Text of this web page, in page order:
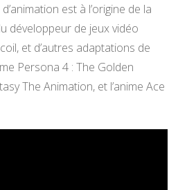
est à l’origine de la
développeur de jeux vidéo
et d’autres adaptations de
Persona 4 : The Golden
The Animation, et l’anime Ace